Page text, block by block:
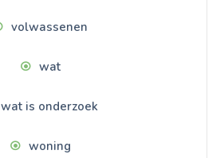
volwassenen
wat
wat is onderzoek
woning